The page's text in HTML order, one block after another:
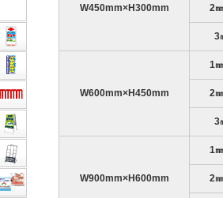
W450mm×H300mm 2
3
W600mm×H450mm
1
2
3
W900mm×H600mm
1
2